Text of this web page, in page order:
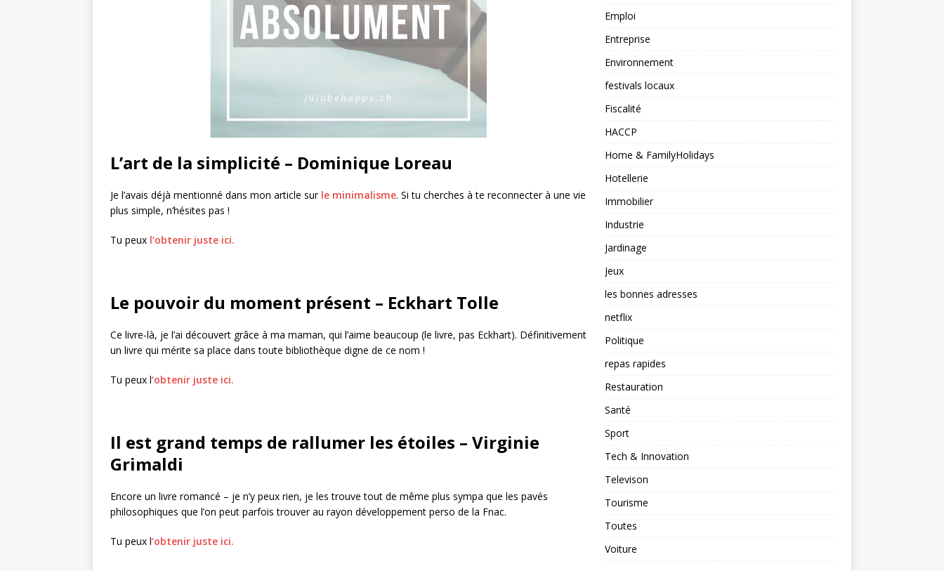
L’art de la simplicité – Dominique Loreau
Je l’avais déjà mentionné dans mon article sur le minimalisme. Si tu cherches à te reconnecter à une vie
plus simple, n’hésites pas !
Tu peux l’obtenir juste ici.
Le pouvoir du moment présent – Eckhart Tolle
Ce livre-là, je l’ai découvert grâce à ma maman, qui l’aime beaucoup (le livre, pas Eckhart). Définitivement
un livre qui mérite sa place dans toute bibliothèque digne de ce nom !
Tu peux l‘obtenir juste ici.
Il est grand temps de rallumer les étoiles – Virginie
Grimaldi
Encore un livre romancé – je n’y peux rien, je les trouve tout de même plus sympa que les pavés
philosophiques que l’on peut parfois trouver au rayon développement perso de la Fnac.
Tu peux l‘obtenir juste ici.
Emploi
Entreprise
Environnement
festivals locaux
Fiscalité
HACCP
Home & FamilyHolidays
Hotellerie
Immobilier
Industrie
Jardinage
Jeux
les bonnes adresses
netflix
Politique
repas rapides
Restauration
Santé
Sport
Tech & Innovation
Televison
Tourisme
Toutes
Voiture